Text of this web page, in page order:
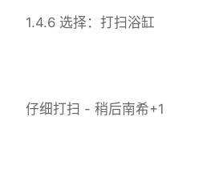
1.4.6 选择：打扫浴缸
仔细打扫 - 稍后南希+1